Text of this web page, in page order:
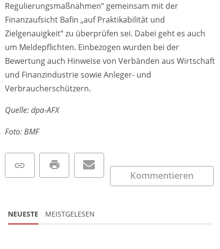
Regulierungsmaßnahmen“ gemeinsam mit der
Finanzaufsicht Bafin „auf Praktikabilität und
Zielgenauigkeit“ zu überprüfen sei. Dabei geht es auch
um Meldepflichten. Einbezogen wurden bei der
Bewertung auch Hinweise von Verbänden aus Wirtschaft
und Finanzindustrie sowie Anleger- und
Verbraucherschützern.
Quelle: dpa-AFX
Foto: BMF
Kommentieren
NEUESTE MEISTGELESEN